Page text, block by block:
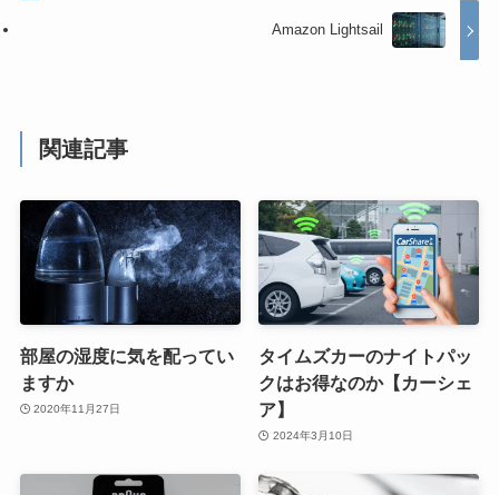
Amazon Lightsail
関連記事
部屋の湿度に気を配ってい
ますか
2020年11月27日
タイムズカーのナイトパッ
クはお得なのか【カーシェ
ア】
2024年3月10日